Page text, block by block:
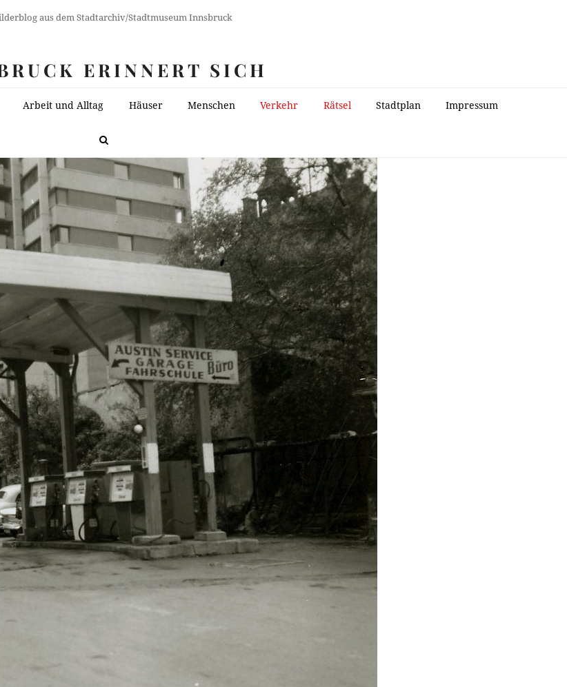
aus dem Stadtarchiv/Stadtmuseum Innsbruck
ERINNERT SICH
Arbeit und Alltag Häuser Menschen Verkehr Rätsel Stadtplan Impressum